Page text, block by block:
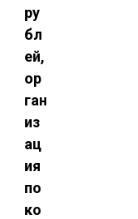
ру
бл
ей,
ор
ган
из
ац
ия
по
ко